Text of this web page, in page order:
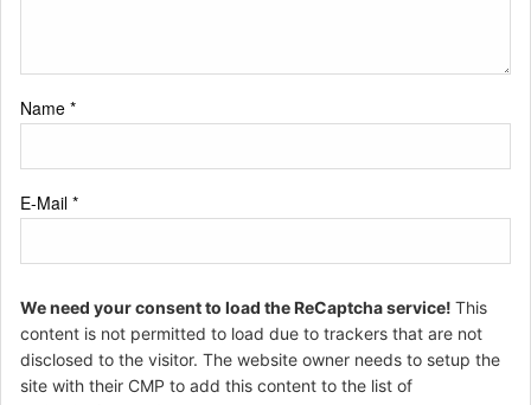
Name *
E-Mail *
We need your consent to load the ReCaptcha service! This
content is not permitted to load due to trackers that are not
disclosed to the visitor. The website owner needs to setup the
site with their CMP to add this content to the list of